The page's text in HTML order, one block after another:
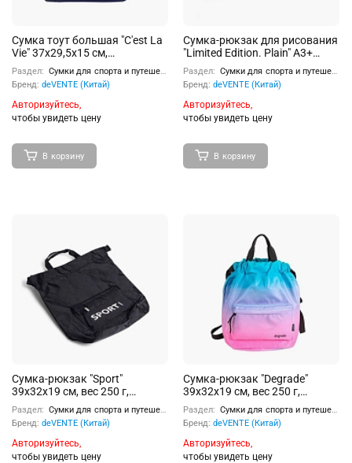
Сумка тоут большая "C'est La
Vie" 37x29,5x15 см,
высококачественная
стеганная плащевка и
искусственная кожа до -40C,
подклад, отделение на
молнии, передний карман, 3
откидное уплотненное дно на
липучке, с наплечным
регулируемым ремнем,
Раздел: Сумки для спорта и путешествий
Бренд: deVENTE (Китай)
Авторизуйтесь,
чтобы увидеть цену
В корзину
Сумка-рюкзак для рисования
"Limited Edition. Plain" A3+
(36x50x2 см) 500 г,
текстильная, с подкладом, 1
отделение на молнии, 2
передних кармана на молнии,
с 2-мя ручками и
уплотненными лямками,
внутри большой карман и
резинки для удерживания
Раздел: Сумки для спорта и путешествий
Бренд: deVENTE (Китай)
Авторизуйтесь,
чтобы увидеть цену
В корзину
Сумка-рюкзак "Sport"
39x32x19 см, вес 250 г,
плотный износостойкий
полиэстер с
водоотталкивающей
пропиткой и объемная
печать, на утяжке, с ручками
Раздел: Сумки для спорта и путешествий
Бренд: deVENTE (Китай)
Авторизуйтесь,
чтобы увидеть цену
Сумка-рюкзак "Degrade"
39x32x19 см, вес 250 г,
плотный износостойкий
нейлон с
водоотталкивающей
пропиткой, объемная печать,
на утяжке, с ручками и
Раздел: Сумки для спорта и путешествий
Бренд: deVENTE (Китай)
Авторизуйтесь,
чтобы увидеть цену